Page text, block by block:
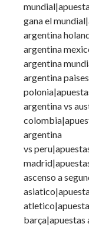
gana el
argentina
argentina
argentina
argentina
argentina vs
argentina
vs
ascenso a